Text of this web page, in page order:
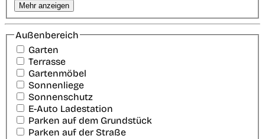
Mehr anzeigen
Außenbereich
Garten
Terrasse
Gartenmöbel
Sonnenliege
Sonnenschutz
E-Auto Ladestation
Parken auf dem Grundstück
Parken auf der Straße